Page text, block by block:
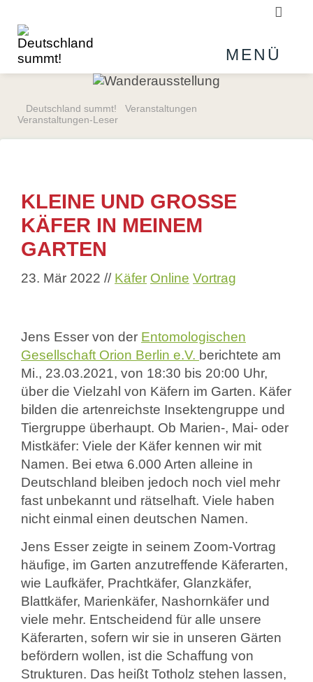
MENÜ
Deutschland summt!
Veranstaltungen
Veranstaltungen-Leser
KLEINE UND GROSSE K
ÄFER IN MEINEM G
ARTEN
23. Mär 2022 // Käfer Online Vortrag
Jens Esser von der Entomologischen
Gesellschaft Orion Berlin e.V. berichtete am
Mi., 23.03.2021, von 18:30 bis 20:00 Uhr,
über die Vielzahl von Käfern im Garten. Käfer
bilden die artenreichste Insektengruppe und
Tiergruppe überhaupt. Ob Marien-, Mai- oder
Mistkäfer: Viele der Käfer kennen wir mit
Namen. Bei etwa 6.000 Arten alleine in
Deutschland bleiben jedoch noch viel mehr
fast unbekannt und rätselhaft. Viele haben
nicht einmal einen deutschen Namen.
Jens Esser zeigte in seinem Zoom-Vortrag
häufige, im Garten anzutreffende Käferarten,
wie Laufkäfer, Prachtkäfer, Glanzkäfer,
Blattkäfer, Marienkäfer, Nashornkäfer und
viele mehr. Entscheidend für alle unsere
Käferarten, sofern wir sie in unseren Gärten
befördern wollen, ist die Schaffung von
Strukturen. Das heißt Totholz stehen lassen,